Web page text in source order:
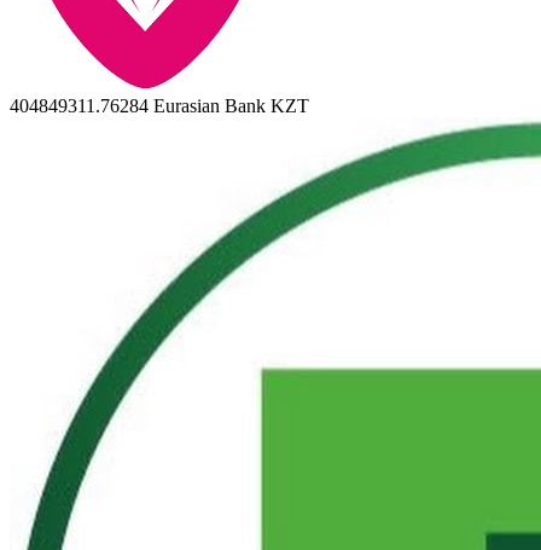
404849311.76284 Eurasian Bank KZT